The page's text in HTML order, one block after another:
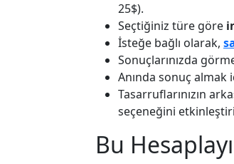
25$).
Seçtiğiniz türe göre
İsteğe bağlı olarak,
Sonuçlarınızda
Anında sonuç almak
Tasarruflarınızın
seçeneğini
Bu